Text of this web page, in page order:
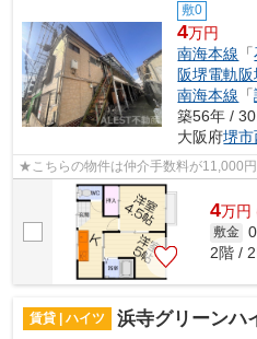
敷0
4万円
南海本線 「
阪堺電軌阪
南海本線 「
築56年 /
大阪府堺
★こちらの物件は仲介手数料が11,000
4万円
敷金
2階 /
賃貸 | ハイツ 浜寺グリーンハ